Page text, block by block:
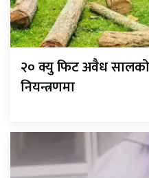
२० क्यु फिट अवैध सालको
नियन्त्रणमा